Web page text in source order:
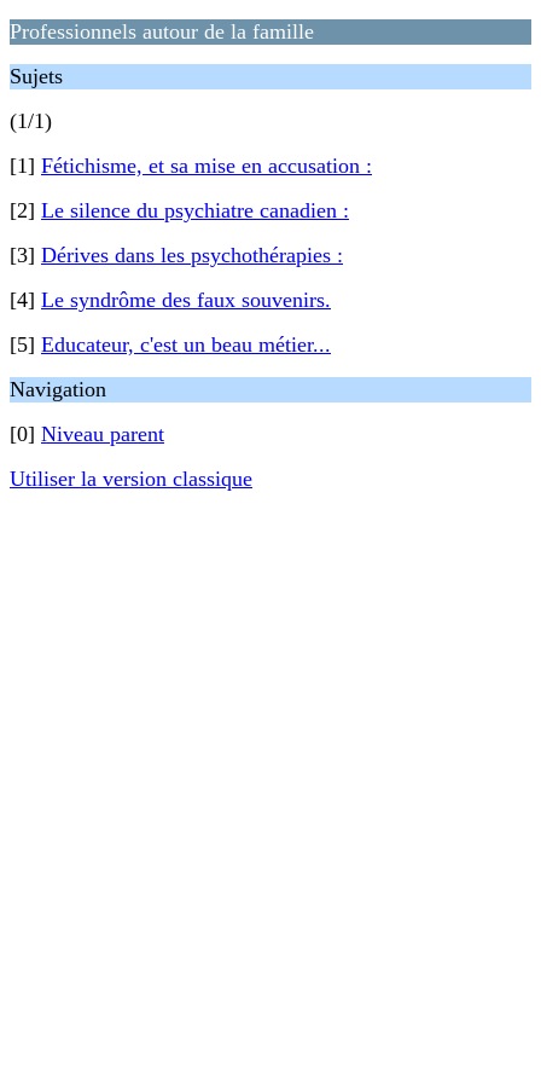
Professionnels autour de la famille
Sujets
(1/1)
[1] Fétichisme, et sa mise en accusation :
[2] Le silence du psychiatre canadien :
[3] Dérives dans les psychothérapies :
[4] Le syndrôme des faux souvenirs.
[5] Educateur, c'est un beau métier...
Navigation
[0] Niveau parent
Utiliser la version classique